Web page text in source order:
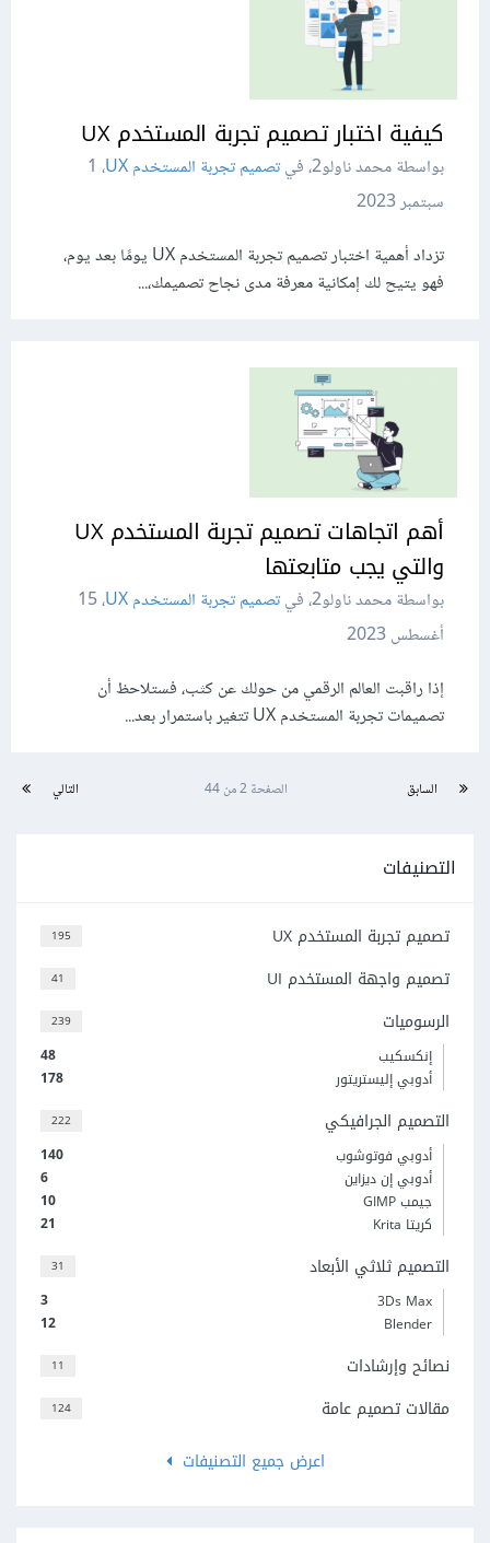
كيفية اختبار تصميم تجربة المستخدم UX
بواسطة محمد ناولو2، في تصميم تجربة المستخدم UX ، 1
سبتمبر 2023
تزداد أهمية اختبار تصميم تجربة المستخدم UX يومًا بعد يوم،
فهو يتيح لك إمكانية معرفة مدى نجاح تصميمك،...
أهم اتجاهات تصميم تجربة المستخدم UX
والتي يجب متابعتها
بواسطة محمد ناولو2، في تصميم تجربة المستخدم UX ،15
أغسطس 2023
إذا راقبت العالم الرقمي من حولك عن كثب، فستلاحظ أن
تصميمات تجربة المستخدم UX تتغير باستمرار بعد...
السابق التالي الصفحة 2 من 44
التصنيفات
195 تصميم تجربة المستخدم UX
41 تصميم واجهة المستخدم UI
239 الرسوميات
48
إنكسكيب
178
أدوبي إليستريتور
222 التصميم الجرافيكي
140
أدوبي فوتوشوب
6
أدوبي إن ديزاين
10
جيمب GIMP
21
كريتا Krita
31 التصميم ثلاثي الأبعاد
3
3Ds Max
12
Blender
11 نصائح وإرشادات
124
مقالات تصميم عامة
اعرض جميع التصنيفات